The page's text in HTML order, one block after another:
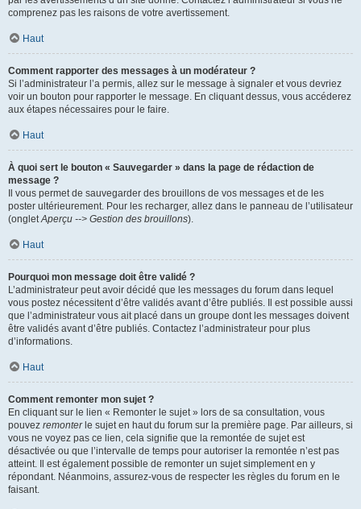
comprenez pas les raisons de votre avertissement.
Haut
Comment rapporter des messages à un modérateur ?
Si l’administrateur l’a permis, allez sur le message à signaler et vous devriez
voir un bouton pour rapporter le message. En cliquant dessus, vous accéderez
aux étapes nécessaires pour le faire.
Haut
À quoi sert le bouton « Sauvegarder » dans la page de rédaction de
message ?
Il vous permet de sauvegarder des brouillons de vos messages et de les
poster ultérieurement. Pour les recharger, allez dans le panneau de l’utilisateur
(ongletAperçu --> Gestion des brouillons).
Haut
Pourquoi mon message doit être validé ?
L’administrateur peut avoir décidé que les messages du forum dans lequel
vous postez nécessitent d’être validés avant d’être publiés. Il est possible aussi
que l’administrateur vous ait placé dans un groupe dont les messages doivent
être validés avant d’être publiés. Contactez l’administrateur pour plus
d’informations.
Haut
Comment remonter mon sujet ?
En cliquant sur le lien « Remonter le sujet » lors de sa consultation, vous
pouvez remonterle sujet en haut du forum sur la première page. Par ailleurs, si
vous ne voyez pas ce lien, cela signifie que la remontée de sujet est
désactivée ou que l’intervalle de temps pour autoriser la remontée n’est pas
atteint. Il est également possible de remonter un sujet simplement en y
répondant. Néanmoins, assurez-vous de respecter les règles du forum en le
faisant.